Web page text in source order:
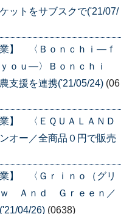
ットをサブスクで('21/07/
業】 〈Ｂｏｎｃｈｉ―ｆ
ｕ―〉Ｂｏｎｃｈｉ
支援を連携('21/05/24) (06
】 〈ＥＱＵＡＬＡＮＤ
オー／全商品０円で販売
】 〈Ｇｒｉｎｏ（グリ
Ａｎｄ Ｇｒｅｅｎ／
04/26) (0638)